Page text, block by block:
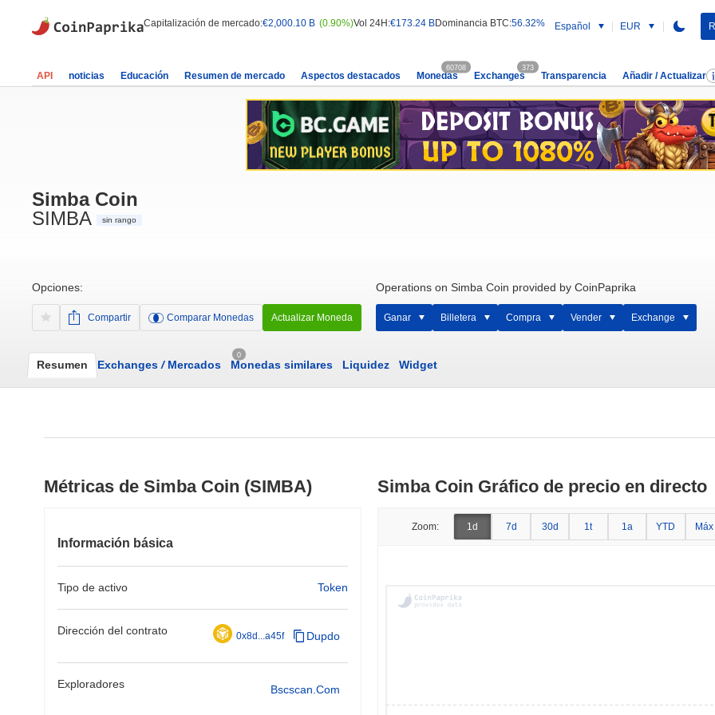
Capitalización de mercado:€2,000.10 B (0.90%)Vol 24H:€173.24 BDominancia BTC:56.32% Español EUR
API noticias Educación Resumen de mercado Aspectos destacados Monedas
60708
Exchanges
373
Transparencia Añadir / Actualizar
Simba Coin
SIMBA
sin rango
Opciones:
Compartir Comparar Monedas Actualizar Moneda
Operations on Simba Coin provided by CoinPaprika
Ganar Billetera Compra Vender Exchange
Resumen Exchanges /Mercados
0
Monedas similares Liquidez Widget
Métricas de Simba Coin (SIMBA)
Información básica
Tipo de activo Token
Dirección del contrato 0x8d...a45f Dupdo
Exploradores Bscscan.com
Simba Coin Gráfico de precio en directo
Zoom: 1d 7d 30d 1t 1a YTD Máx